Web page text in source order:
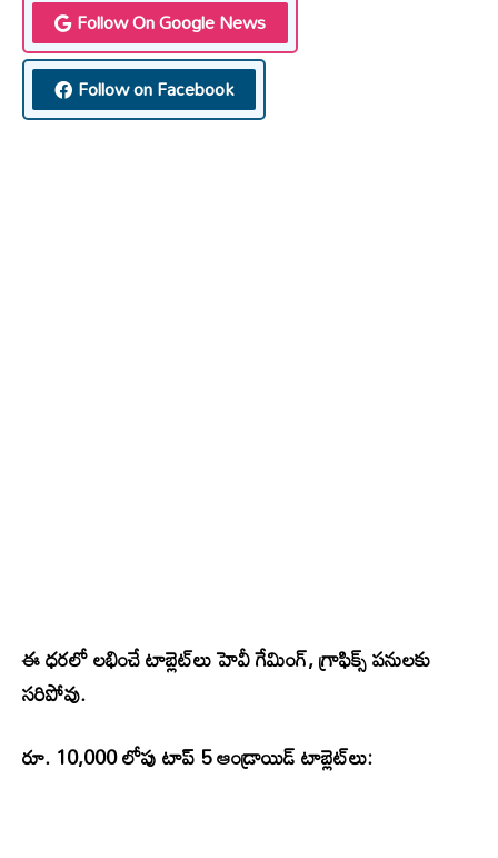
Follow On Google News
Follow on Facebook
ఈ ధరలో లభించే టాబ్లెట్‌లు హెవీ గేమింగ్, గ్రాఫిక్స్ పనులకు
సరిపోవు.
రూ. 10,000 లోపు టాప్ 5 ఆండ్రాయిడ్ టాబ్లెట్‌లు: